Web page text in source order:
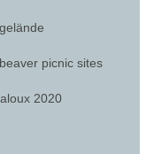
picnic sites
2020